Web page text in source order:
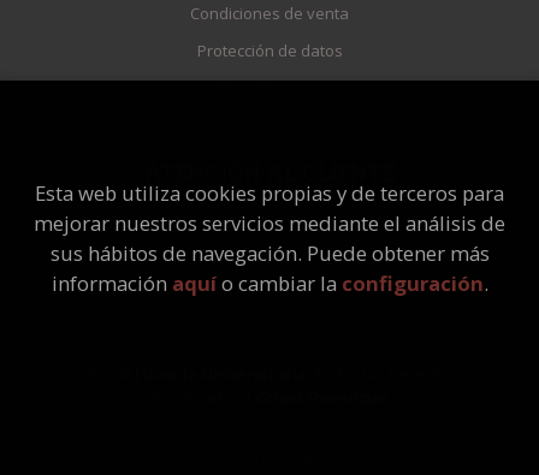
Condiciones de venta
Protección de datos
Política de Cookies
Quiénes somos
Pedidos especiales
Esta web utiliza cookies propias y de terceros para
mejorar nuestros servicios mediante el análisis de
sus hábitos de navegación. Puede obtener más
información aquío cambiar la configuración.